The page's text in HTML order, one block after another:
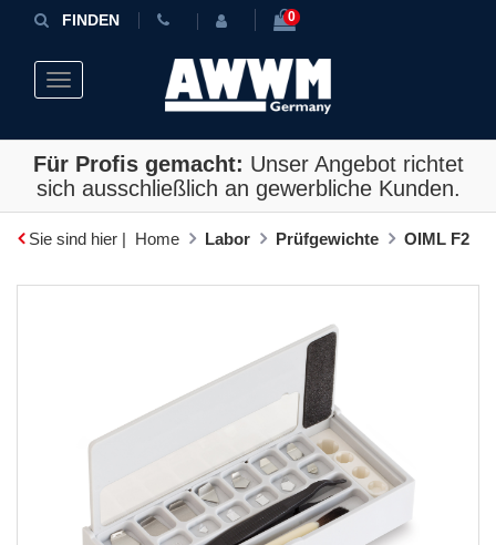
FINDEN 0
Toggle navigation
Für Profis gemacht: Unser Angebot richtet
sich ausschließlich an gewerbliche Kunden.
Sie sind hier | Home Labor Prüfgewichte OIML F2